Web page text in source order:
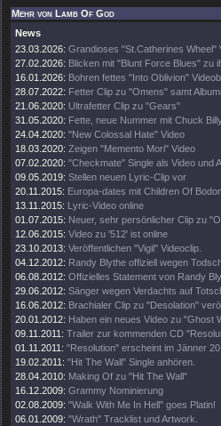
Mehr von Lamb Of God
News
23.03.2026: Grandioses "St.Catherines Wheel"
27.02.2026: Blicken mit "Blunt Force Blues" zu
16.01.2026: Bohren fettes "Into Oblivion"
28.07.2022: Fetter Clip zu "Omens" samt
21.06.2020: Ultrafetter Clip zu "Gears"
31.05.2020: Fette, neue Nummer mit Chuck
24.04.2020: "New Colossal Hate" Video
18.03.2020: Zeigen "Memento Mori" Video
07.02.2020: "Checkmate" Single als Video und
09.05.2019: Stellen neuen Lyric-Clip vor
20.11.2015: Europa-dates mit Children Of
13.11.2015: Lyric-Video online
01.07.2015: Neuer, sehr persönlicher Clip zu
12.06.2015: Video zu '512' ist online
23.10.2013: Veröffentlichen "Vigil" Videoclip.
04.12.2012: Randy Blythe offiziell wegen
06.08.2012: Offizielles Statement von Randy
29.06.2012: Sänger wegen Verdachts auf
16.06.2012: Brachialer Clip zu "Desolation"
20.01.2012: Haben ein neues Video zu "Ghost
09.11.2011: Trailer zur kommenden CD
01.11.2011: "Resolution" erscheint im Jänner
19.02.2011: "Hit The Wall" Single anhören.
28.04.2010: Making Of zu "Hit The Wall"
16.12.2009: Grammy Nominierung
02.08.2009: "Walk With Me In Hell" goes Platin!
06.01.2009: "Wrath" Tracklist und Artwork.